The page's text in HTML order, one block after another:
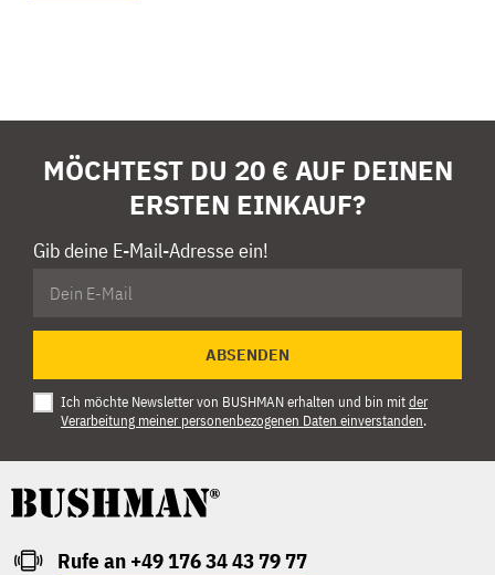
MÖCHTEST DU 20 € AUF DEINEN
ERSTEN EINKAUF?
Gib deine E-Mail-Adresse ein!
ABSENDEN
Ich möchte Newsletter von BUSHMAN erhalten und bin mitder
Verarbeitung meiner personenbezogenen Daten einverstanden.
Rufe an +49 176 34 43 79 77